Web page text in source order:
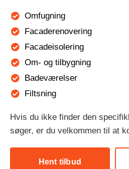
Omfugning
Facaderenovering
Facadeisolering
Om- og tilbygning
Badeværelser
Filtsning
Hvis du ikke finder den
søger, er du velkommen til at
Hent tilbud